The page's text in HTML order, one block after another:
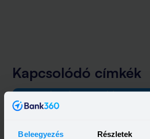
Beleegyezés Részletek
Kapcsolódó címkék
BAROSS GÁBOR ÚJRAIPAROSÍTÁSI